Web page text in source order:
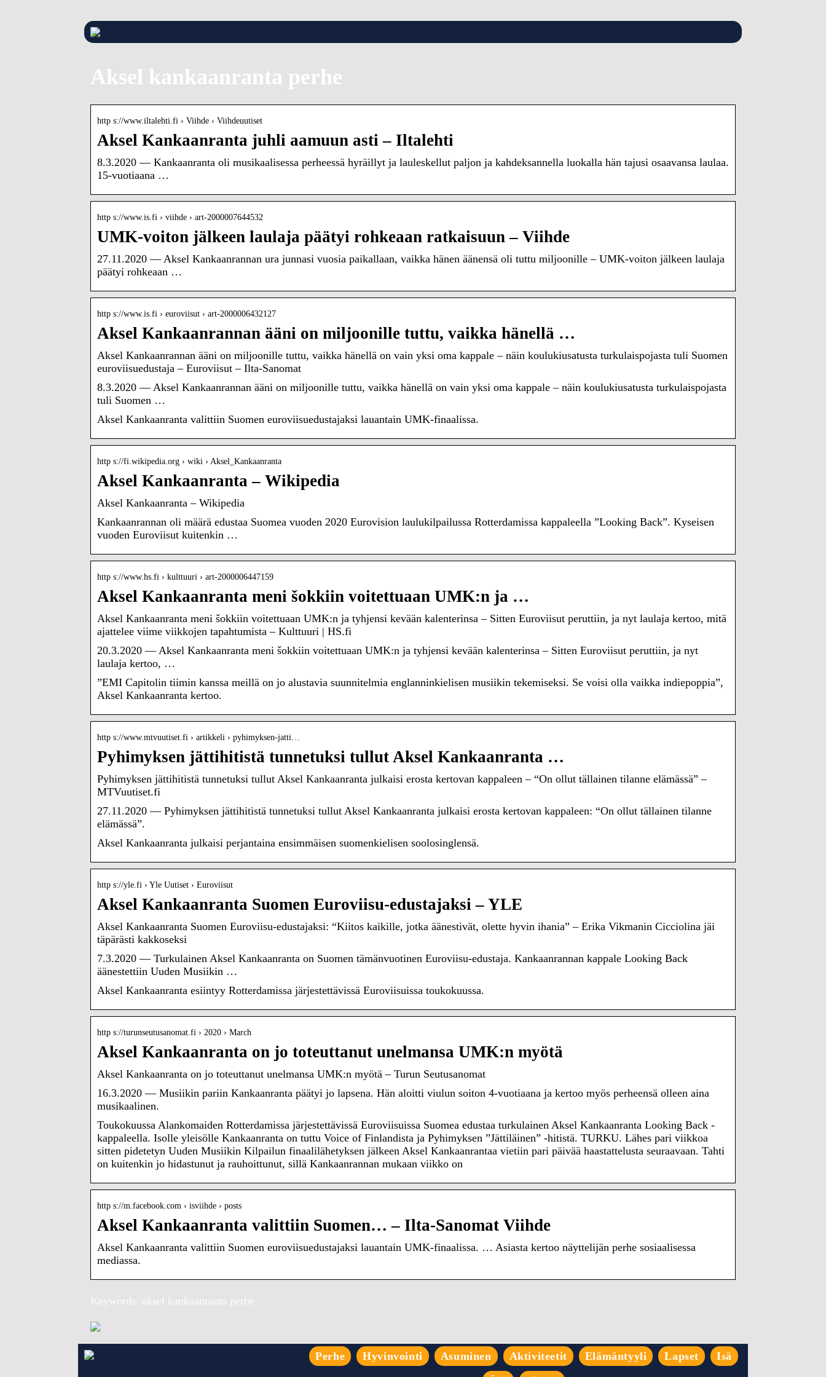
Aksel kankaanranta perhe
http s://www.iltalehti.fi › Viihde › Viihdeuutiset
Aksel Kankaanranta juhli aamuun asti – Iltalehti
8.3.2020 — Kankaanranta oli musikaalisessa perheessä hyräillyt ja lauleskellut paljon ja kahdeksannella luokalla hän tajusi osaavansa laulaa.
15-vuotiaana …
http s://www.is.fi › viihde › art-2000007644532
UMK-voiton jälkeen laulaja päätyi rohkeaan ratkaisuun – Viihde
27.11.2020 — Aksel Kankaanrannan ura junnasi vuosia paikallaan, vaikka hänen äänensä oli tuttu miljoonille – UMK-voiton jälkeen laulaja
päätyi rohkeaan …
http s://www.is.fi › euroviisut › art-2000006432127
Aksel Kankaanrannan ääni on miljoonille tuttu, vaikka hänellä …
Aksel Kankaanrannan ääni on miljoonille tuttu, vaikka hänellä on vain yksi oma kappale – näin koulukiusatusta turkulaispojasta tuli Suomen
euroviisuedustaja – Euroviisut – Ilta-Sanomat
8.3.2020 — Aksel Kankaanrannan ääni on miljoonille tuttu, vaikka hänellä on vain yksi oma kappale – näin koulukiusatusta turkulaispojasta
tuli Suomen …
Aksel Kankaanranta valittiin Suomen euroviisuedustajaksi lauantain UMK-finaalissa.
http s://fi.wikipedia.org › wiki › Aksel_Kankaanranta
Aksel Kankaanranta – Wikipedia
Aksel Kankaanranta – Wikipedia
Kankaanrannan oli määrä edustaa Suomea vuoden 2020 Eurovision laulukilpailussa Rotterdamissa kappaleella ”Looking Back”. Kyseisen
vuoden Euroviisut kuitenkin …
http s://www.hs.fi › kulttuuri › art-2000006447159
Aksel Kankaanranta meni šokkiin voitettuaan UMK:n ja …
Aksel Kankaanranta meni šokkiin voitettuaan UMK:n ja tyhjensi kevään kalenterinsa – Sitten Euroviisut peruttiin, ja nyt laulaja kertoo, mitä
ajattelee viime viikkojen tapahtumista – Kulttuuri | HS.fi
20.3.2020 — Aksel Kankaanranta meni šokkiin voitettuaan UMK:n ja tyhjensi kevään kalenterinsa – Sitten Euroviisut peruttiin, ja nyt
laulaja kertoo, …
”EMI Capitolin tiimin kanssa meillä on jo alustavia suunnitelmia englanninkielisen musiikin tekemiseksi. Se voisi olla vaikka indiepoppia”,
Aksel Kankaanranta kertoo.
http s://www.mtvuutiset.fi › artikkeli › pyhimyksen-jatti…
Pyhimyksen jättihitistä tunnetuksi tullut Aksel Kankaanranta …
Pyhimyksen jättihitistä tunnetuksi tullut Aksel Kankaanranta julkaisi erosta kertovan kappaleen – “On ollut tällainen tilanne elämässä” –
MTVuutiset.fi
27.11.2020 — Pyhimyksen jättihitistä tunnetuksi tullut Aksel Kankaanranta julkaisi erosta kertovan kappaleen: “On ollut tällainen tilanne
elämässä”.
Aksel Kankaanranta julkaisi perjantaina ensimmäisen suomenkielisen soolosinglensä.
http s://yle.fi › Yle Uutiset › Euroviisut
Aksel Kankaanranta Suomen Euroviisu-edustajaksi – YLE
Aksel Kankaanranta Suomen Euroviisu-edustajaksi: “Kiitos kaikille, jotka äänestivät, olette hyvin ihania” – Erika Vikmanin Cicciolina jäi
täpärästi kakkoseksi
7.3.2020 — Turkulainen Aksel Kankaanranta on Suomen tämänvuotinen Euroviisu-edustaja. Kankaanrannan kappale Looking Back
äänestettiin Uuden Musiikin …
Aksel Kankaanranta esiintyy Rotterdamissa järjestettävissä Euroviisuissa toukokuussa.
http s://turunseutusanomat.fi › 2020 › March
Aksel Kankaanranta on jo toteuttanut unelmansa UMK:n myötä
Aksel Kankaanranta on jo toteuttanut unelmansa UMK:n myötä – Turun Seutusanomat
16.3.2020 — Musiikin pariin Kankaanranta päätyi jo lapsena. Hän aloitti viulun soiton 4-vuotiaana ja kertoo myös perheensä olleen aina
musikaalinen.
Toukokuussa Alankomaiden Rotterdamissa järjestettävissä Euroviisuissa Suomea edustaa turkulainen Aksel Kankaanranta Looking Back -
kappaleella. Isolle yleisölle Kankaanranta on tuttu Voice of Finlandista ja Pyhimyksen ”Jättiläinen” -hitistä. TURKU. Lähes pari viikkoa
sitten pidetetyn Uuden Musiikin Kilpailun finaalilähetyksen jälkeen Aksel Kankaanrantaa vietiin pari päivää haastattelusta seuraavaan. Tahti
on kuitenkin jo hidastunut ja rauhoittunut, sillä Kankaanrannan mukaan viikko on
http s://m.facebook.com › isviihde › posts
Aksel Kankaanranta valittiin Suomen… – Ilta-Sanomat Viihde
Aksel Kankaanranta valittiin Suomen euroviisuedustajaksi lauantain UMK-finaalissa. … Asiasta kertoo näyttelijän perhe sosiaalisessa
mediassa.
Keywords: aksel kankaanranta perhe
Perhe Hyvinvointi Asuminen Aktiviteetit Elämäntyyli Lapset
Isä